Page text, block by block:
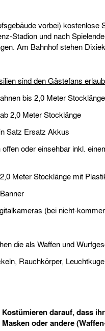
vorbei) kostenlose
Stadion und nach
Am Bahnhof stehen
sind den Gästefans
bis 2,0 Meter
2,0 Meter Stocklänge
Satz Ersatz Akkus
oder einsehbar inkl.
Meter Stocklänge mit
(bei nicht-
die als Waffen und
Rauchkörper,
darauf, dass
oder andere